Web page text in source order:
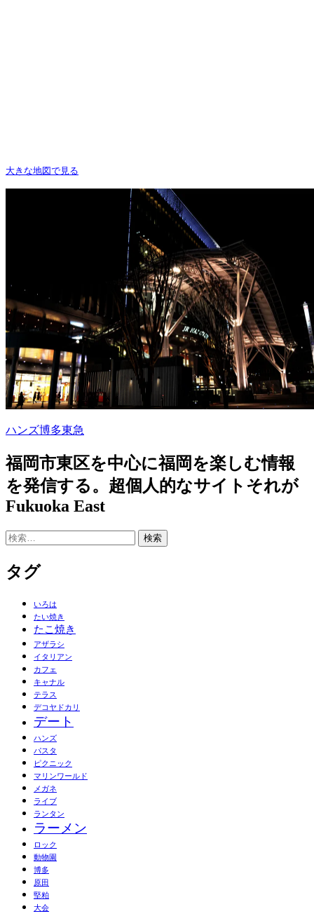
大きな地図で見る
ハンズ博多東急
福岡市東区を中心に福岡を楽しむ情報
を発信する。超個人的なサイトそれが
Fukuoka East
検
タグ
いろは
たい焼き
たこ焼き
アザラシ
イタリアン
カフェ
キャナル
テラス
デコヤドカリ
デート
ハンズ
パスタ
ピクニック
マリンワールド
メガネ
ライブ
ランタン
ラーメン
ロック
動物園
博多
原田
堅粕
大会